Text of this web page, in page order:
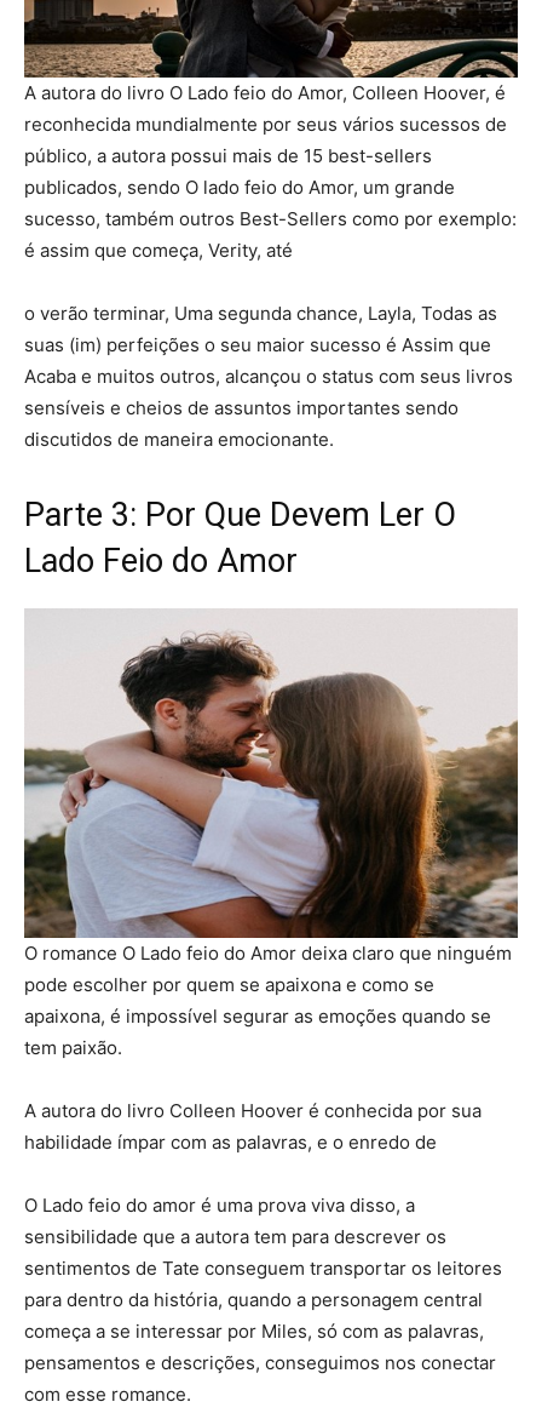
A autora do livro O Lado feio do Amor, Colleen Hoover, é
reconhecida mundialmente por seus vários sucessos de
público, a autora possui mais de 15 best-sellers
publicados, sendo O lado feio do Amor, um grande
sucesso, também outros Best-Sellers como por exemplo:
é assim que começa, Verity, até
o verão terminar, Uma segunda chance, Layla, Todas as
suas (im) perfeições o seu maior sucesso é Assim que
Acaba e muitos outros, alcançou o status com seus livros
sensíveis e cheios de assuntos importantes sendo
discutidos de maneira emocionante.
Parte 3: Por Que Devem Ler O
Lado Feio do Amor
O romance O Lado feio do Amor deixa claro que ninguém
pode escolher por quem se apaixona e como se
apaixona, é impossível segurar as emoções quando se
tem paixão.
A autora do livro Colleen Hoover é conhecida por sua
habilidade ímpar com as palavras, e o enredo de
O Lado feio do amor é uma prova viva disso, a
sensibilidade que a autora tem para descrever os
sentimentos de Tate conseguem transportar os leitores
para dentro da história, quando a personagem central
começa a se interessar por Miles, só com as palavras,
pensamentos e descrições, conseguimos nos conectar
com esse romance.